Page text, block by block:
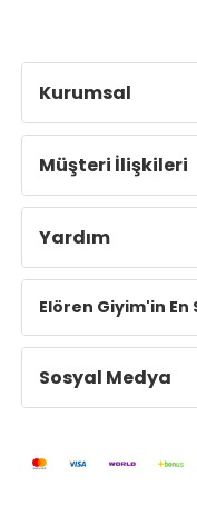
Kurumsal
Müşteri İlişkileri
Yardım
Elören Giyim'in
Sosyal Medya